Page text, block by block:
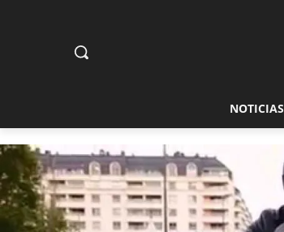
NOTICIAS